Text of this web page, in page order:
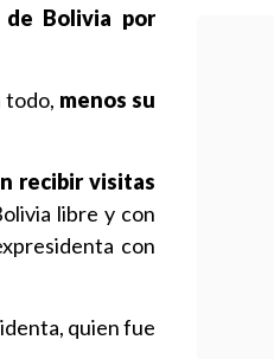
Bolivia por
todo, menos su
recibir visitas
libre y con
con
quien fue